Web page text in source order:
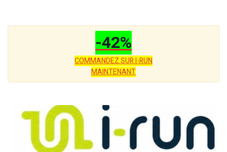
-42%
COMMANDEZ SUR I-RUN
MAINTENANT